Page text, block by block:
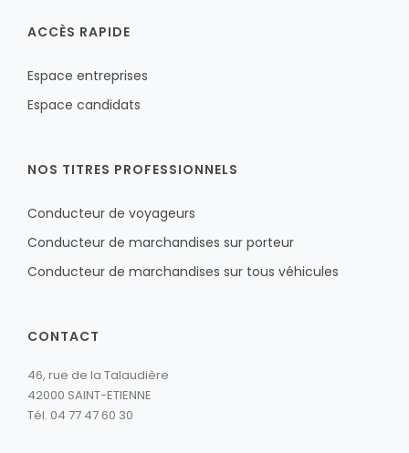
ACCÈS RAPIDE
Espace entreprises
Espace candidats
NOS TITRES PROFESSIONNELS
Conducteur de voyageurs
Conducteur de marchandises sur porteur
Conducteur de marchandises sur tous véhicules
CONTACT
46, rue de la Talaudière
42000 SAINT-ETIENNE
Tél. 04 77 47 60 30